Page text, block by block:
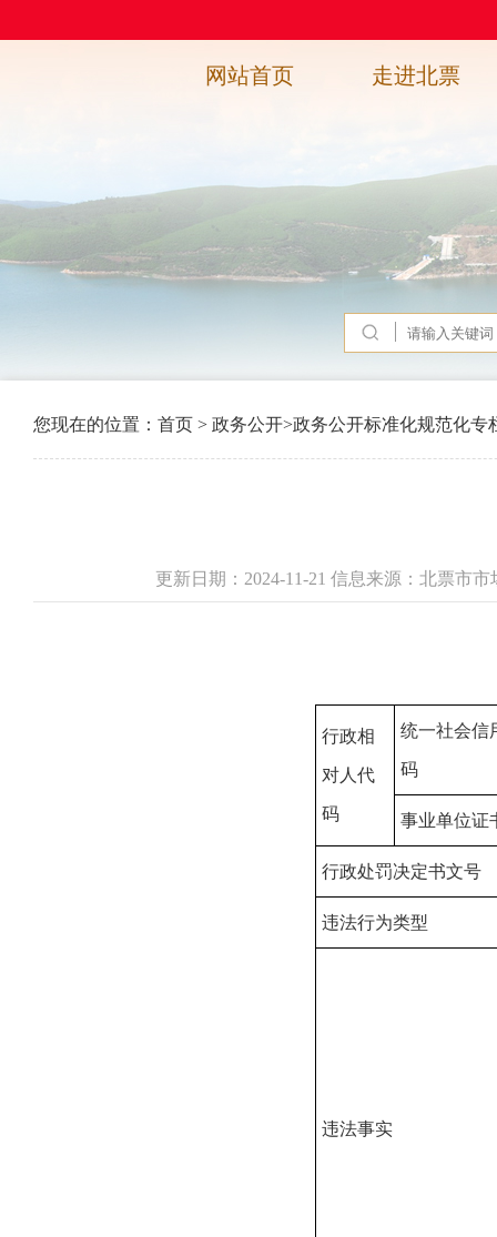
网站首页 走进北票
您现在的位置： 首页 > 政务公开>政务公开标准化规范化专
更新日期：2024-11-21 信息来源：北票市
行政相
对人代
码
统一社会信
码
事业单位证
行政处罚决定书文号
违法行为类型
违法事实